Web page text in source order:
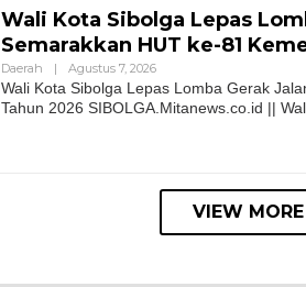
Wali Kota Sibolga Lepas
Semarakkan HUT ke-81
Daerah | Agustus 7, 2026
Wali Kota Sibolga Lepas Lomba Gerak
Tahun 2026 SIBOLGA.Mitanews.co.id ||
VIEW MORE